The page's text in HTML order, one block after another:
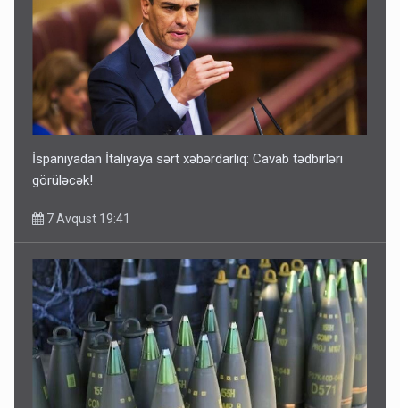
İspaniyadan İtaliyaya sərt xəbərdarlıq: Cavab tədbirləri
görüləcək!
7 Avqust 19:41